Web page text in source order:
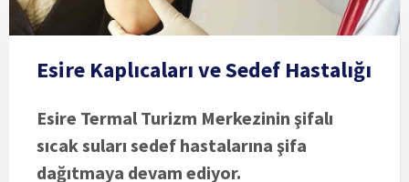
Esire Kaplıcaları ve Sedef Hastalığı
Esire Termal Turizm Merkezinin şifalı
sıcak suları sedef hastalarına şifa
dağıtmaya devam ediyor.